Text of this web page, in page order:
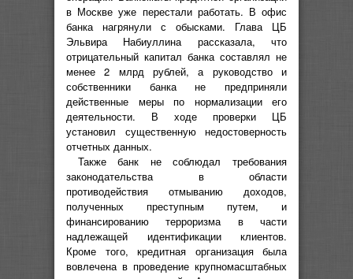
в Москве уже перестали работать. В офис
банка нагрянули с обысками. Глава ЦБ
Эльвира Набиуллина рассказала, что
отрицательный капитал банка составлял не
менее 2 млрд рублей, а руководство и
собственники банка не предприняли
действенные меры по нормализации его
деятельности. В ходе проверки ЦБ
установил существенную недостоверность
отчетных данных.
Также банк не соблюдал требования
законодательства в области
противодействия отмыванию доходов,
полученных преступным путем, и
финансированию терроризма в части
надлежащей идентификации клиентов.
Кроме того, кредитная организация была
вовлечена в проведение крупномасштабных